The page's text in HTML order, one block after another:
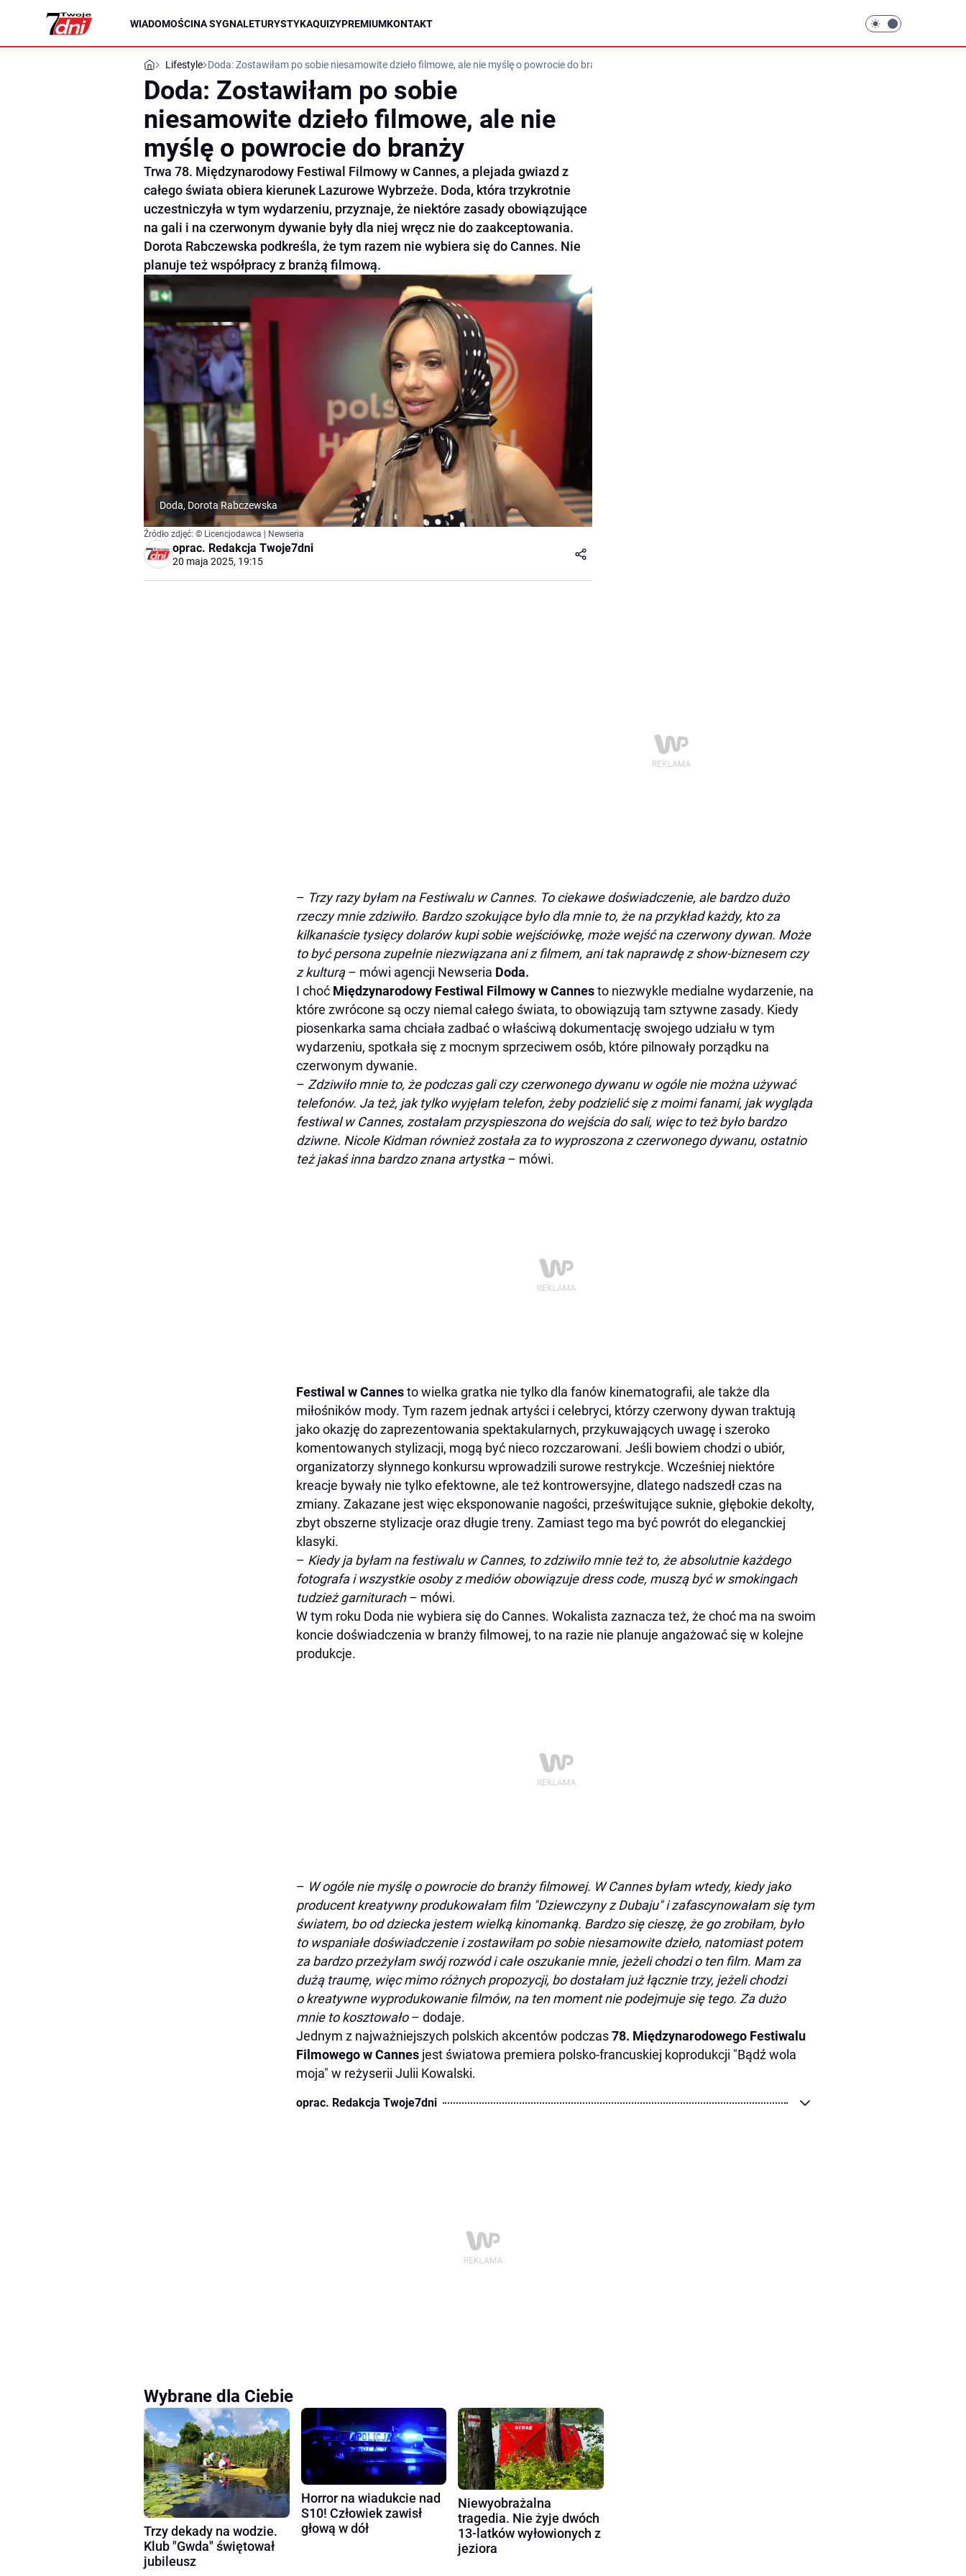
WIADOMOŚCINA SYGNALETURYSTYKAQUIZYPREMIUMKONTAKT
Lifestyle Doda: Zostawiłam po sobie niesamowite dzieło filmowe, ale nie myślę o powrocie do branży
Doda: Zostawiłam po sobie
niesamowite dzieło filmowe, ale nie
myślę o powrocie do branży
Trwa 78. Międzynarodowy Festiwal Filmowy w Cannes, a plejada gwiazd z
całego świata obiera kierunek Lazurowe Wybrzeże. Doda, która trzykrotnie
uczestniczyła w tym wydarzeniu, przyznaje, że niektóre zasady obowiązujące
na gali i na czerwonym dywanie były dla niej wręcz nie do zaakceptowania.
Dorota Rabczewska podkreśla, że tym razem nie wybiera się do Cannes. Nie
planuje też współpracy z branżą filmową.
Doda, Dorota Rabczewska
Źródło zdjęć: © Licencjodawca | Newseria
oprac. Redakcja Twoje7dni
20 maja 2025, 19:15
– Trzy razy byłam na Festiwalu w Cannes. To ciekawe doświadczenie, ale bardzo dużo
rzeczy mnie zdziwiło. Bardzo szokujące było dla mnie to, że na przykład każdy, kto za
kilkanaście tysięcy dolarów kupi sobie wejściówkę, może wejść na czerwony dywan. Może
to być persona zupełnie niezwiązana ani z filmem, ani tak naprawdę z show-biznesem czy
z kulturą– mówi agencji Newseria Doda.
I choć Międzynarodowy Festiwal Filmowy w Cannesto niezwykle medialne wydarzenie, na
które zwrócone są oczy niemal całego świata, to obowiązują tam sztywne zasady. Kiedy
piosenkarka sama chciała zadbać o właściwą dokumentację swojego udziału w tym
wydarzeniu, spotkała się z mocnym sprzeciwem osób, które pilnowały porządku na
czerwonym dywanie.
– Zdziwiło mnie to, że podczas gali czy czerwonego dywanu w ogóle nie można używać
telefonów. Ja też, jak tylko wyjęłam telefon, żeby podzielić się z moimi fanami, jak wygląda
festiwal w Cannes, zostałam przyspieszona do wejścia do sali, więc to też było bardzo
dziwne. Nicole Kidman również została za to wyproszona z czerwonego dywanu, ostatnio
też jakaś inna bardzo znana artystka– mówi.
Festiwal w Cannesto wielka gratka nie tylko dla fanów kinematografii, ale także dla
miłośników mody. Tym razem jednak artyści i celebryci, którzy czerwony dywan traktują
jako okazję do zaprezentowania spektakularnych, przykuwających uwagę i szeroko
komentowanych stylizacji, mogą być nieco rozczarowani. Jeśli bowiem chodzi o ubiór,
organizatorzy słynnego konkursu wprowadzili surowe restrykcje. Wcześniej niektóre
kreacje bywały nie tylko efektowne, ale też kontrowersyjne, dlatego nadszedł czas na
zmiany. Zakazane jest więc eksponowanie nagości, prześwitujące suknie, głębokie dekolty,
zbyt obszerne stylizacje oraz długie treny. Zamiast tego ma być powrót do eleganckiej
klasyki.
– Kiedy ja byłam na festiwalu w Cannes, to zdziwiło mnie też to, że absolutnie każdego
fotografa i wszystkie osoby z mediów obowiązuje dress code, muszą być w smokingach
tudzież garniturach– mówi.
W tym roku Doda nie wybiera się do Cannes. Wokalista zaznacza też, że choć ma na swoim
koncie doświadczenia w branży filmowej, to na razie nie planuje angażować się w kolejne
produkcje.
– W ogóle nie myślę o powrocie do branży filmowej. W Cannes byłam wtedy, kiedy jako
producent kreatywny produkowałam film "Dziewczyny z Dubaju" i zafascynowałam się tym
światem, bo od dziecka jestem wielką kinomanką. Bardzo się cieszę, że go zrobiłam, było
to wspaniałe doświadczenie i zostawiłam po sobie niesamowite dzieło, natomiast potem
za bardzo przeżyłam swój rozwód i całe oszukanie mnie, jeżeli chodzi o ten film. Mam za
dużą traumę, więc mimo różnych propozycji, bo dostałam już łącznie trzy, jeżeli chodzi
o kreatywne wyprodukowanie filmów, na ten moment nie podejmuje się tego. Za dużo
mnie to kosztowało– dodaje.
Jednym z najważniejszych polskich akcentów podczas78. Międzynarodowego Festiwalu
Filmowego w Cannes jest światowa premiera polsko-francuskiej koprodukcji "Bądź wola
moja" w reżyserii Julii Kowalski.
oprac. Redakcja Twoje7dni
Wybrane dla Ciebie
Trzy dekady na wodzie.
Klub "Gwda" świętował
jubileusz
Horror na wiadukcie nad
S10! Człowiek zawisł
głową w dół
Niewyobrażalna
tragedia. Nie żyje dwóch
13-latków wyłowionych z
jeziora